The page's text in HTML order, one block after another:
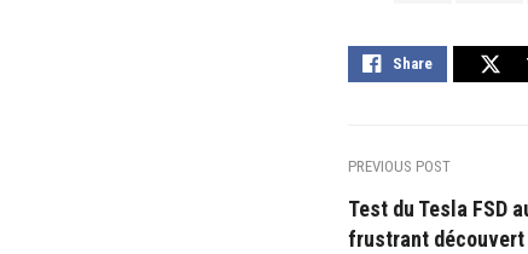
Share
PREVIOUS POST
Test du Tesla FSD
frustrant découvert